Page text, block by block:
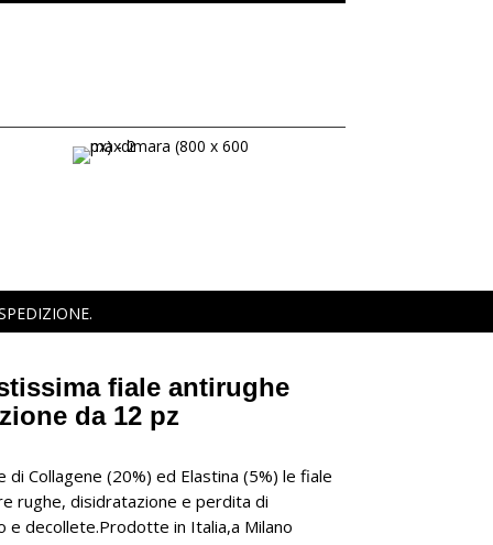
fiale antirughe
da 12 pz
di Collagene (20%) ed Elastina (5%) le fiale
rughe, disidratazione e perdita di
e decollete.Prodotte in Italia,a Milano